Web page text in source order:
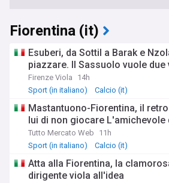
Fiorentina (it)
Esuberi, da Sottil a Barak e
piazzare. Il Sassuolo vuole due
Firenze Viola
14h
Sport (in italiano)
Calcio (it)
Mastantuono-Fiorentina, il
lui di non giocare L'amichevole
Tutto Mercato Web
11h
Sport (in italiano)
Calcio (it)
Atta alla Fiorentina, la
dirigente viola all'idea